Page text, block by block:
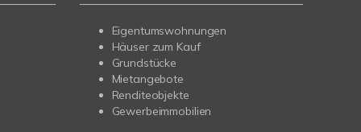
Eigentumswohnungen
Häuser zum Kauf
Grundstücke
Mietangebote
Renditeobjekte
Gewerbeimmobilien